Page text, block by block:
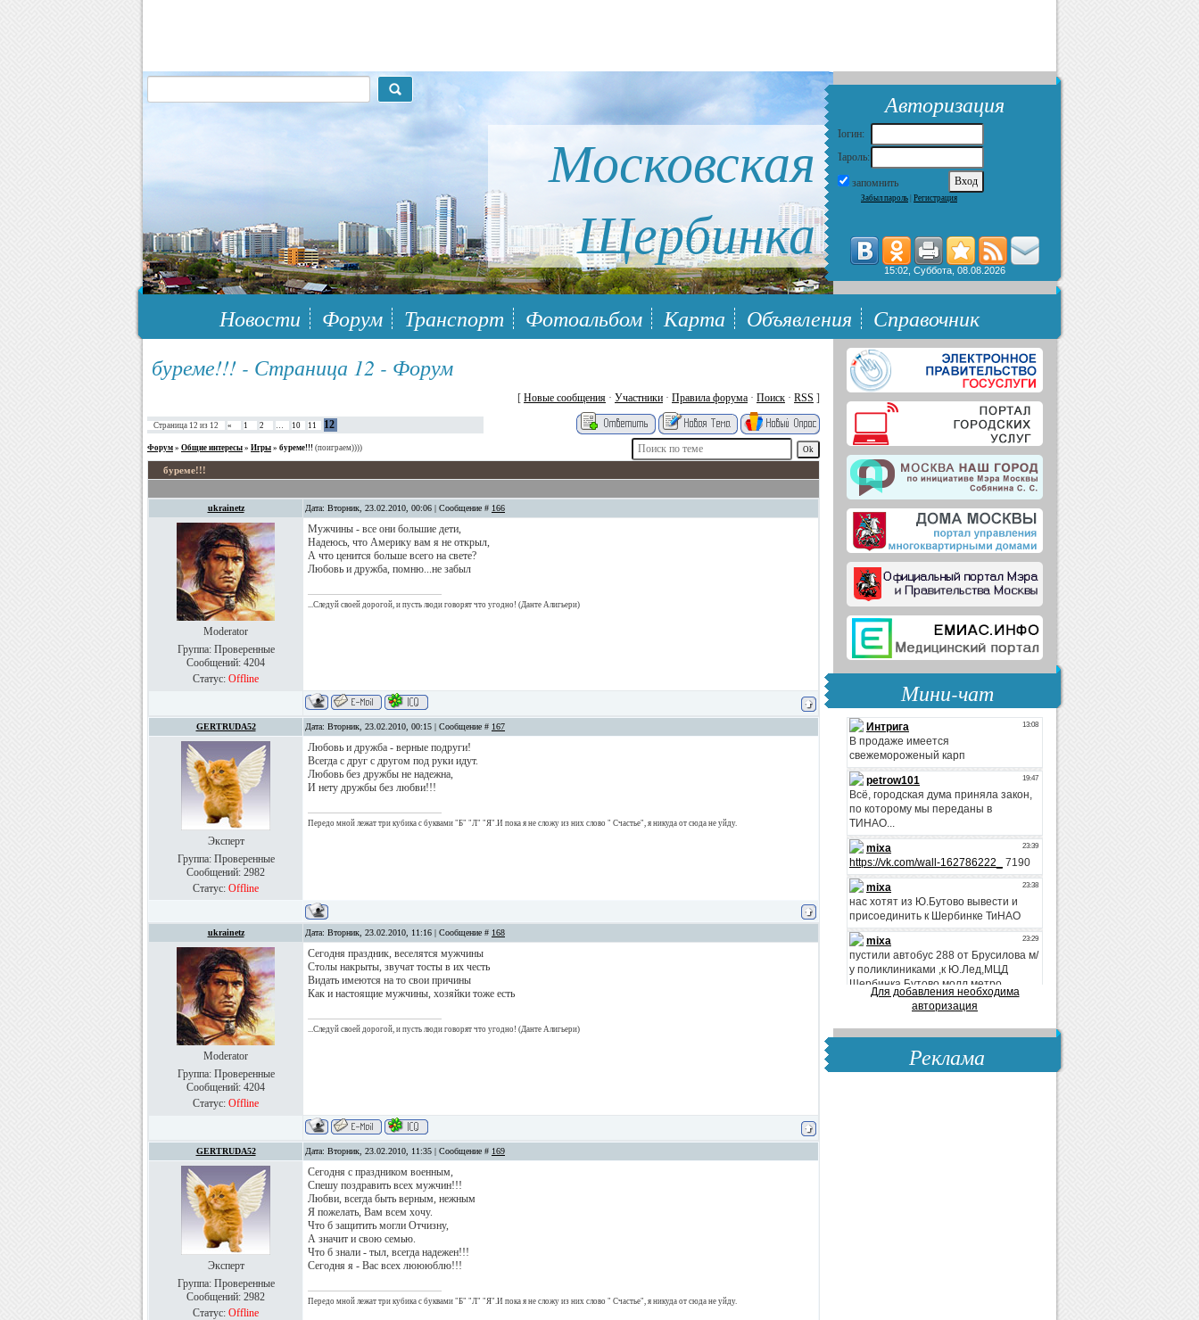
Московская
Щербинка
117148, г.Москва, ЮЗАО, муниципальный район Южное Бутово
Авторизация
Логин:
Пароль:
запомнить
Забыл пароль Регистрация
15:02, Суббота, 08.08.2026
Новости Форум Транспорт Фотоальбом Карта Объявления
Справочник
буреме!!! - Страница 12 - Форум
[ Новые сообщения · Участники · Правила форума · Поиск · RSS ]
Страница 12 из 12 « 1 2 … 10 11 12
Форум » Общие интересы » Игры » буреме!!! (поиграем))))
буреме!!!
ukrainetz Дата: Вторник, 23.02.2010, 00:06 | Сообщение # 166
Moderator
Группа: Проверенные
Сообщений: 4204
Статус: Offline
Мужчины - все они большие дети,
Надеюсь, что Америку вам я не открыл,
А что ценится больше всего на свете?
Любовь и дружба, помню...не забыл
...Следуй своей дорогой, и пусть люди говорят что угодно! (Данте Алигьери)
GERTRUDA52 Дата: Вторник, 23.02.2010, 00:15 | Сообщение # 167
Эксперт
Группа: Проверенные
Сообщений: 2982
Статус: Offline
Любовь и дружба - верные подруги!
Всегда с друг с другом под руки идут.
Любовь без дружбы не надежна,
И нету дружбы без любви!!!
Передо мной лежат три кубика с буквами "Б" "Л" "Я".И пока я не сложу из них слово " Счастье", я никуда от сюда не уйду.
ukrainetz Дата: Вторник, 23.02.2010, 11:16 | Сообщение # 168
Moderator
Группа: Проверенные
Сообщений: 4204
Статус: Offline
Сегодня праздник, веселятся мужчины
Столы накрыты, звучат тосты в их честь
Видать имеются на то свои причины
Как и настоящие мужчины, хозяйки тоже есть
...Следуй своей дорогой, и пусть люди говорят что угодно! (Данте Алигьери)
GERTRUDA52 Дата: Вторник, 23.02.2010, 11:35 | Сообщение # 169
Эксперт
Группа: Проверенные
Сообщений: 2982
Статус: Offline
Cегодня с праздником военным,
Спешу поздравить всех мужчин!!!
Любви, всегда быть верным, нежным
Я пожелать, Вам всем хочу.
Что б защитить могли Отчизну,
А значит и свою семью.
Что б знали - тыл, всегда надежен!!!
Сегодня я - Вас всех люююблю!!!
Передо мной лежат три кубика с буквами "Б" "Л" "Я".И пока я не сложу из них слово " Счастье", я никуда от сюда не уйду.
Мини-чат
Для добавления необходима
авторизация
Реклама